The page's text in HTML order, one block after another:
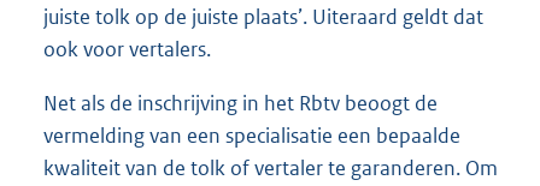
juiste tolk op de juiste plaats’. Uiteraard geldt dat
ook voor vertalers.
Net als de inschrijving in het Rbtv beoogt de
vermelding van een specialisatie een bepaalde
kwaliteit van de tolk of vertaler te garanderen. Om